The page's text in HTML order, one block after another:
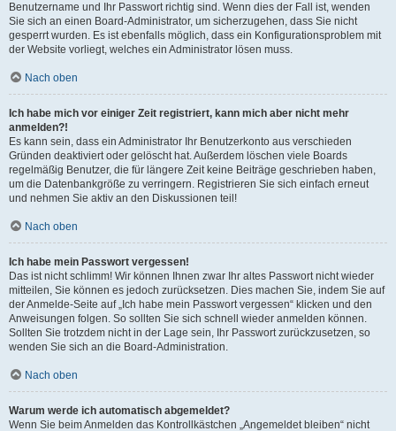
Benutzername und Ihr Passwort richtig sind. Wenn dies der Fall ist, wenden
Sie sich an einen Board-Administrator, um sicherzugehen, dass Sie nicht
gesperrt wurden. Es ist ebenfalls möglich, dass ein Konfigurationsproblem mit
der Website vorliegt, welches ein Administrator lösen muss.
Nach oben
Ich habe mich vor einiger Zeit registriert, kann mich aber nicht mehr
anmelden?!
Es kann sein, dass ein Administrator Ihr Benutzerkonto aus verschieden
Gründen deaktiviert oder gelöscht hat. Außerdem löschen viele Boards
regelmäßig Benutzer, die für längere Zeit keine Beiträge geschrieben haben,
um die Datenbankgröße zu verringern. Registrieren Sie sich einfach erneut
und nehmen Sie aktiv an den Diskussionen teil!
Nach oben
Ich habe mein Passwort vergessen!
Das ist nicht schlimm! Wir können Ihnen zwar Ihr altes Passwort nicht wieder
mitteilen, Sie können es jedoch zurücksetzen. Dies machen Sie, indem Sie auf
der Anmelde-Seite auf „Ich habe mein Passwort vergessen“ klicken und den
Anweisungen folgen. So sollten Sie sich schnell wieder anmelden können.
Sollten Sie trotzdem nicht in der Lage sein, Ihr Passwort zurückzusetzen, so
wenden Sie sich an die Board-Administration.
Nach oben
Warum werde ich automatisch abgemeldet?
Wenn Sie beim Anmelden das Kontrollkästchen „Angemeldet bleiben“ nicht